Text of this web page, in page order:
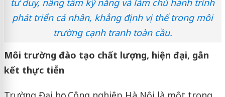
phát triển cá nhân, khẳng định vị thế trong môi
trường cạnh tranh toàn cầu.
Môi trường đào tạo chất lượng, hiện đại, gắn
kết thực tiễn